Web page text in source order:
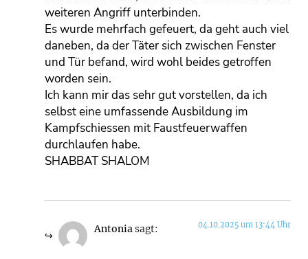
weiteren Angriff unterbinden.
Es wurde mehrfach gefeuert, da geht auch viel
daneben, da der Täter sich zwischen Fenster
und Tür befand, wird wohl beides getroffen
worden sein.
Ich kann mir das sehr gut vorstellen, da ich
selbst eine umfassende Ausbildung im
Kampfschiessen mit Faustfeuerwaffen
durchlaufen habe.
SHABBAT SHALOM
Antoniasagt: 04.10.2025 um 13:44 Uhr